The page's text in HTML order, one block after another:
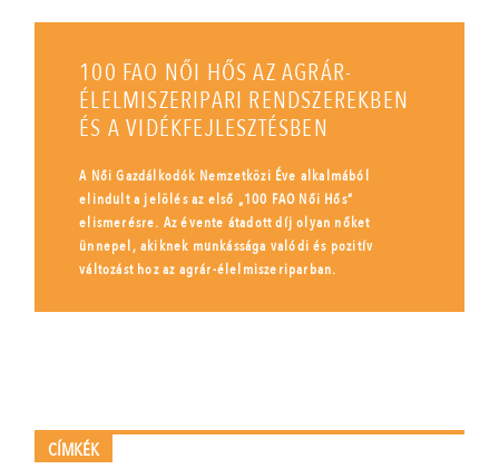
100 FAO NŐI HŐS AZ AGRÁR-
ÉLELMISZERIPARI RENDSZEREKBEN
ÉS A VIDÉKFEJLESZTÉSBEN
A Női Gazdálkodók Nemzetközi Éve alkalmából
elindult a jelölés az első „100 FAO Női Hős”
elismerésre. Az évente átadott díj olyan nőket
ünnepel, akiknek munkássága valódi és pozitív
változást hoz az agrár-élelmiszeriparban.
CÍMKÉK